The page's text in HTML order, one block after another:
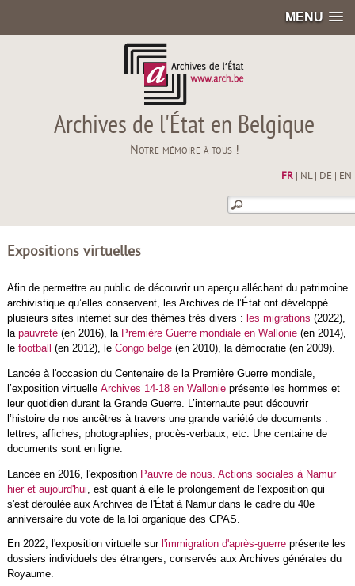
MENU
Archives de l'État en Belgique
Notre mémoire à tous !
FR| NL| DE EN
Expositions virtuelles
Afin de permettre au public de découvrir un aperçu alléchant du patrimoine
archivistique qu’elles conservent, les Archives de l’État ont développé
plusieurs sites internet sur des thèmes très divers : les migrations (2022),
la pauvreté(en 2016), la Première Guerre mondiale en Wallonie(en 2014),
le football (en 2012), le Congo belge(en 2010), la démocratie (en 2009).
Lancée à l'occasion du Centenaire de la Première Guerre mondiale,
l’exposition virtuelle Archives 14-18 en Wallonieprésente les hommes et
leur quotidien durant la Grande Guerre. L’internaute peut découvrir
l’histoire de nos ancêtres à travers une grande variété de documents :
lettres, affiches, photographies, procès-verbaux, etc. Une centaine de
documents sont en ligne.
Lancée en 2016, l'exposition Pauvre de nous. Actions sociales à Namur
hier et aujourd'hui , est quant à elle le prolongement de l'exposition qui
s'est déroulée aux Archives de l'État à Namur dans le cadre du 40e
anniversaire du vote de la loi organique des CPAS.
En 2022, l'exposition virtuelle sur l'immigration d'après-guerreprésente les
dossiers individuels des étrangers, conservés aux Archives générales du
Royaume.